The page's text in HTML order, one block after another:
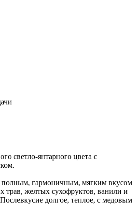
светло-янтарного цвета с
полным, гармоничным, мягким вкусом
трав, желтых сухофруктов, ванили и
долгое, теплое, с медовым